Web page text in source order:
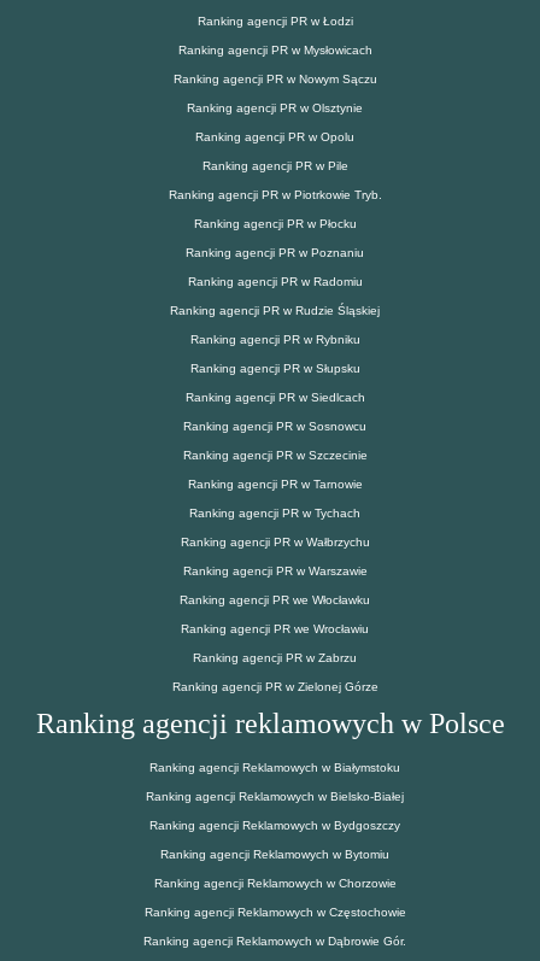
Ranking agencji PR w Łodzi
Ranking agencji PR w Mysłowicach
Ranking agencji PR w Nowym Sączu
Ranking agencji PR w Olsztynie
Ranking agencji PR w Opolu
Ranking agencji PR w Pile
Ranking agencji PR w Piotrkowie Tryb.
Ranking agencji PR w Płocku
Ranking agencji PR w Poznaniu
Ranking agencji PR w Radomiu
Ranking agencji PR w Rudzie Śląskiej
Ranking agencji PR w Rybniku
Ranking agencji PR w Słupsku
Ranking agencji PR w Siedlcach
Ranking agencji PR w Sosnowcu
Ranking agencji PR w Szczecinie
Ranking agencji PR w Tarnowie
Ranking agencji PR w Tychach
Ranking agencji PR w Wałbrzychu
Ranking agencji PR w Warszawie
Ranking agencji PR we Włocławku
Ranking agencji PR we Wrocławiu
Ranking agencji PR w Zabrzu
Ranking agencji PR w Zielonej Górze
Ranking agencji reklamowych w Polsce
Ranking agencji Reklamowych w Białymstoku
Ranking agencji Reklamowych w Bielsko-Białej
Ranking agencji Reklamowych w Bydgoszczy
Ranking agencji Reklamowych w Bytomiu
Ranking agencji Reklamowych w Chorzowie
Ranking agencji Reklamowych w Częstochowie
Ranking agencji Reklamowych w Dąbrowie Gór.